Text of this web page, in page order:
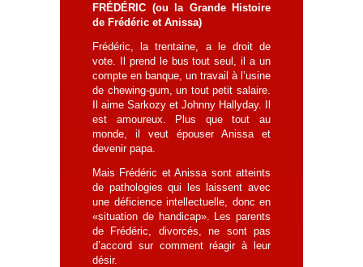
FRÉDÉRIC (ou la Grande Histoire
de Frédéric et Anissa)
Frédéric, la trentaine, a le droit de
vote. Il prend le bus tout seul, il a un
compte en banque, un travail à l’usine
de chewing-gum, un tout petit salaire.
Il aime Sarkozy et Johnny Hallyday. Il
est amoureux. Plus que tout au
monde, il veut épouser Anissa et
devenir papa.
Mais Frédéric et Anissa sont atteints
de pathologies qui les laissent avec
une déficience intellectuelle, donc en
«situation de handicap». Les parents
de Frédéric, divorcés, ne sont pas
d’accord sur comment réagir à leur
désir.